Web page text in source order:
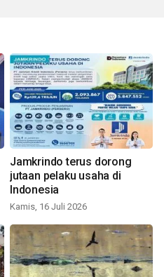
Jamkrindo terus dorong
jutaan pelaku usaha di
Indonesia
Kamis, 16 Juli 2026